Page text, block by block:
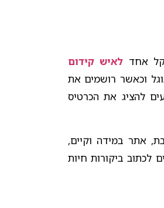
אחד לאיש קידום
וכאשר רושמים את
להציג את הכרטיס
אתר במידה וקיים,
לכתוב ביקורות חיות